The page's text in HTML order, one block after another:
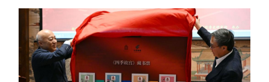
台湾 思客智库 全球连线
科技 体育
文化 军事